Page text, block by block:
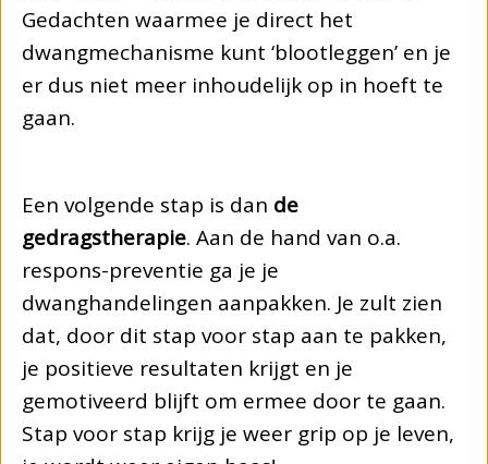
Gedachten waarmee je direct het
dwangmechanisme kunt ‘blootleggen’ en je
er dus niet meer inhoudelijk op in hoeft te
gaan.
Een volgende stap is dan de
gedragstherapie. Aan de hand van o.a.
respons-preventie ga je je
dwanghandelingen aanpakken. Je zult zien
dat, door dit stap voor stap aan te pakken,
je positieve resultaten krijgt en je
gemotiveerd blijft om ermee door te gaan.
Stap voor stap krijg je weer grip op je leven,